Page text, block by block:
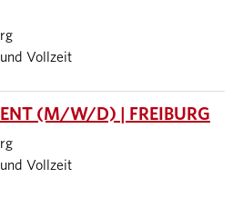
Vollzeit
(M/W/D) | FREIBURG
Vollzeit